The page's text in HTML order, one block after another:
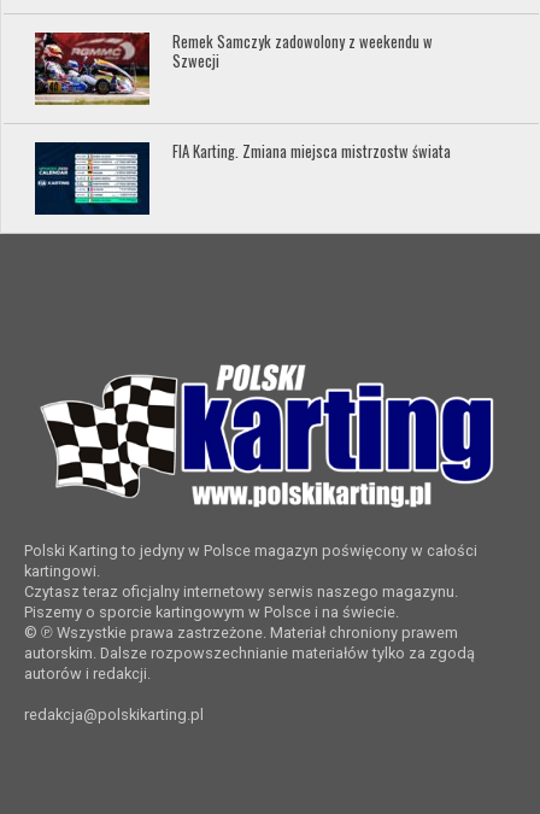
Remek Samczyk zadowolony z weekendu w
Szwecji
FIA Karting. Zmiana miejsca mistrzostw świata
Polski Karting to jedyny w Polsce magazyn poświęcony w całości
kartingowi.
Czytasz teraz oficjalny internetowy serwis naszego magazynu.
Piszemy o sporcie kartingowym w Polsce i na świecie.
© ℗ Wszystkie prawa zastrzeżone. Materiał chroniony prawem
autorskim. Dalsze rozpowszechnianie materiałów tylko za zgodą
autorów i redakcji.
redakcja@polskikarting.pl